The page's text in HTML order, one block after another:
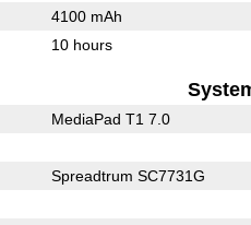
4100 mAh
10 hours
MediaPad T1 7.0
Spreadtrum SC7731G